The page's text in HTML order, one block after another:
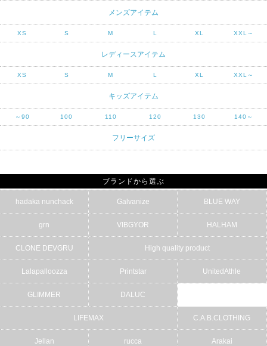
メンズアイテム
XS S M L XL XXL～
レディースアイテム
XS S M L XL XXL～
キッズアイテム
～90 100 110 120 130 140～
フリーサイズ
ブランドから選ぶ
hadaka nunchack Galvanize BLUE WAY
grn VIBGYOR HALHAM
CLONE DEVGRU High quality product
Lalapalloozza Printstar UnitedAthle
GLIMMER DALUC
LIFEMAX C.A.B.CLOTHING
Jellan rucca Arakai